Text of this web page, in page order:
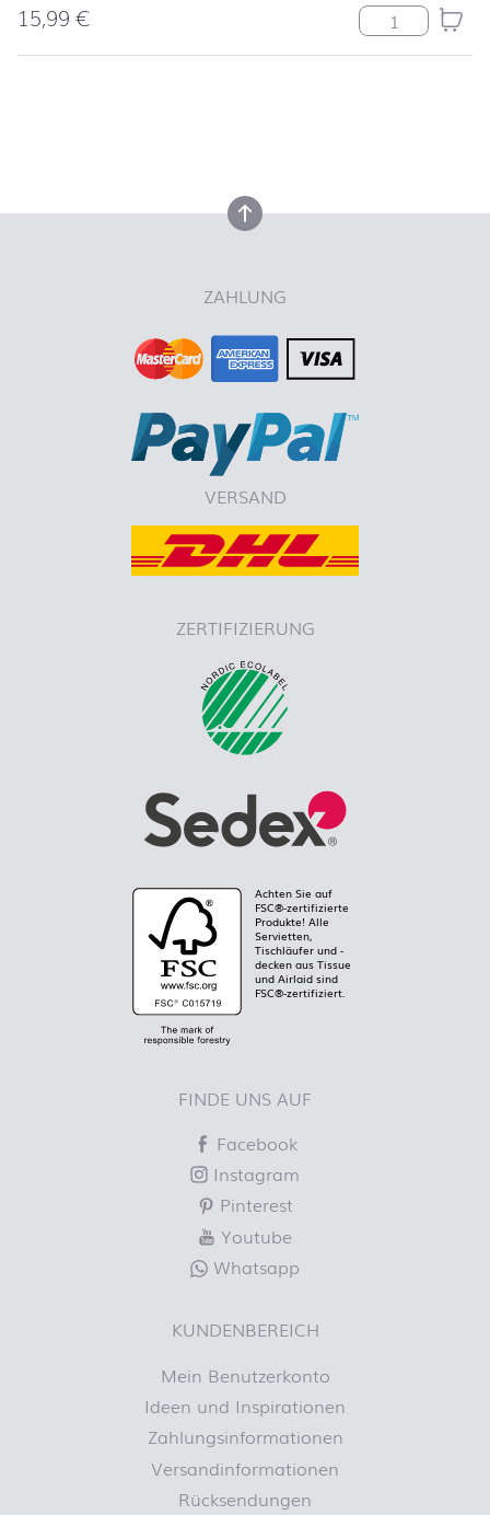
15,99€ Uni rot Menge
nach oben
ZAHLUNG
VERSAND
ZERTIFIZIERUNG
Achten Sie auf
FSC®-zertifizierte
Produkte! Alle
Servietten,
Tischläufer und -
decken aus Tissue
und Airlaid sind
FSC®-zertifiziert.
FINDE UNS AUF
Facebook
Instagram
Pinterest
Youtube
Whatsapp
KUNDENBEREICH
Mein Benutzerkonto
Ideen und Inspirationen
Zahlungsinformationen
Versandinformationen
Rücksendungen